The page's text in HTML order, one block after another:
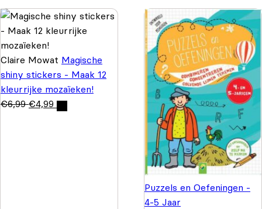
Claire Mowat Magische
shiny stickers - Maak 12
kleurrijke mozaïeken!
€6,99 €4,99
Puzzels en Oefeningen -
4-5 Jaar